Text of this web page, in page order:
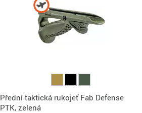
Přední taktická rukojeť Fab Defense
PTK, zelená